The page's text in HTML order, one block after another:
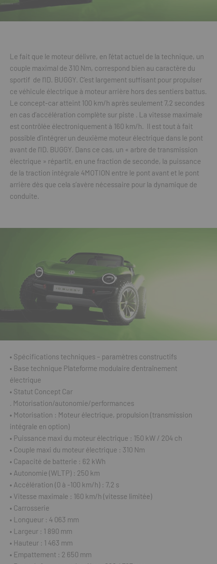
Le fait que le moteur délivre, en l’état actuel de la technique, un
couple maximal de 310 Nm, correspond bien au caractère du
sportif de l’ID. BUGGY. C’est largement suffisant pour propulser
ce véhicule électrique à moteur arrière hors des sentiers battus.
Le concept-car atteint 100 km/h après seulement 7,2 secondes
en cas d’accélération complète sur piste . La vitesse maximale
est contrôlée électroniquement à 160 km/h. Il est tout à fait
possible d’intégrer un deuxième moteur électrique dans le pont
avant de l’ID. BUGGY. Dans ce cas, un « arbre de transmission
électrique » répartit, en une fraction de seconde, la puissance
de la traction intégrale 4MOTION entre le pont avant et le pont
arrière dès que cela s’avère nécessaire pour la dynamique de
conduite.
• Spécifications techniques – paramètres constructifs
• Base technique Plateforme modulaire d’entraînement
électrique
• Statut Concept Car
. Motorisation/autonomie/performances
• Motorisation : Moteur électrique, propulsion (transmission
intégrale en option)
• Puissance maxi du moteur électrique : 150 kW / 204 ch
• Couple maxi du moteur électrique : 310 Nm
• Capacité de batterie : 62 kWh
• Autonomie (WLTP) : 250 km
• Accélération (0 à -100 km/h) : 7,2 s
• Vitesse maximale : 160 km/h (vitesse limitée)
• Carrosserie
• Longueur : 4 063 mm
• Largeur : 1 890 mm
• Hauteur : 1 463 mm
• Empattement : 2 650 mm